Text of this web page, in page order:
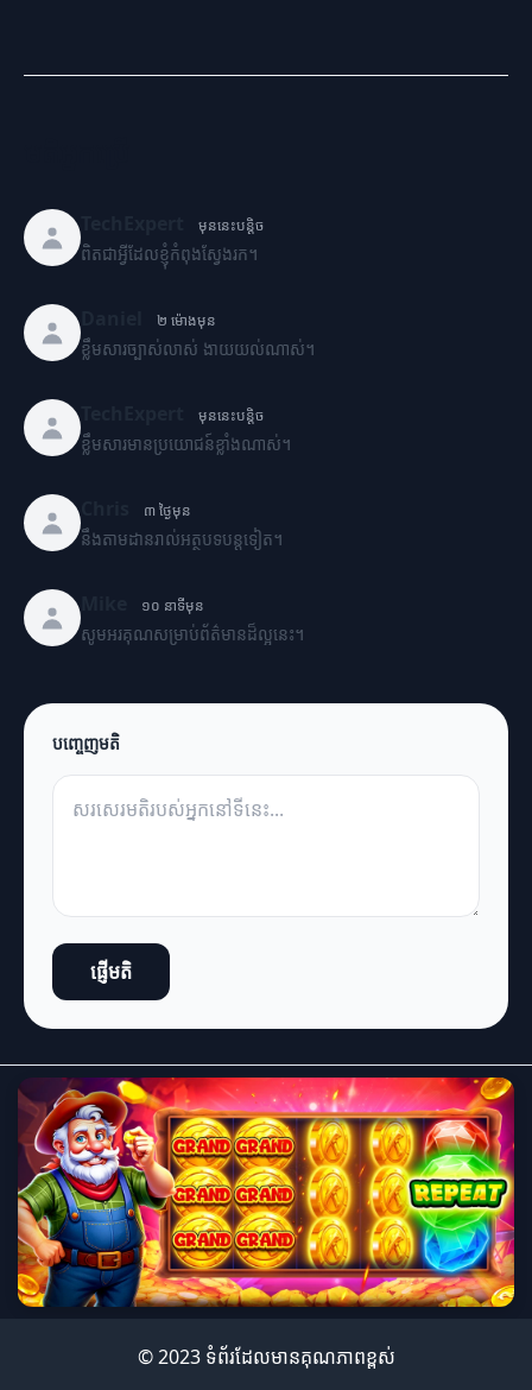
មុននេះបន្តិច
ពិតជាអ្វីដែលខ្ញុំកំពុងស្វែងរក។
២ ម៉ោងមុន
ខ្លឹមសារច្បាស់លាស់ ងាយយល់ណាស់។
មុននេះបន្តិច
ខ្លឹមសារមានប្រយោជន៍ខ្លាំងណាស់។
៣ ថ្ងៃមុន
នឹងតាមដានរាល់អត្ថបទបន្តទៀត។
១០ នាទីមុន
សូមអរគុណសម្រាប់ព័ត៌មានដ៏ល្អនេះ។
បញ្ចេញមតិ
ផ្ញើមតិ
© 2023 ទំព័រដែលមានគុណភាពខ្ពស់